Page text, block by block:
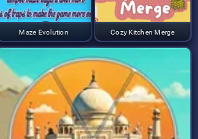
Maze Evolution Cozy Kitchen Merge